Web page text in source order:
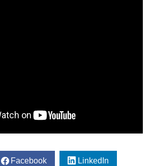
Facebook LinkedIn